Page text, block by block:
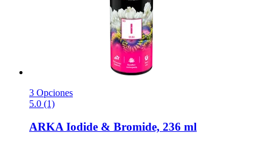
3 Opciones
5.0 (1)
ARKAIodide & Bromide, 236 ml